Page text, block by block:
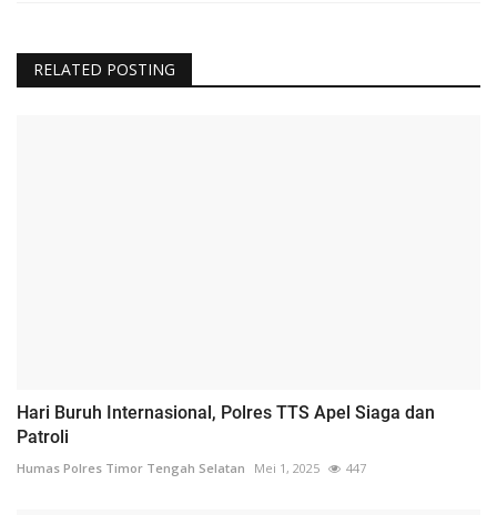
RELATED POSTING
Hari Buruh Internasional, Polres TTS Apel Siaga dan
Patroli
Humas Polres Timor Tengah Selatan Mei 1, 2025 447